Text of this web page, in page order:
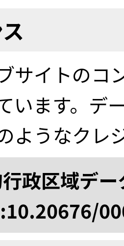
サイトのコ
います。デ
ようなクレ
行政区域デ